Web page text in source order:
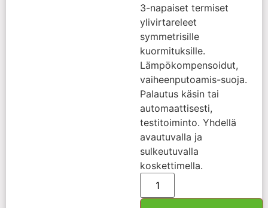
3-napaiset termiset
ylivirtareleet
symmetrisille
kuormituksille.
Lämpökompensoidut,
vaiheenputoamis-suoja.
Palautus käsin tai
automaattisesti,
testitoiminto. Yhdellä
avautuvalla ja
sulkeutuvalla
koskettimella.